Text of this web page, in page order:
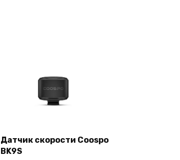
Датчик скорости Coospo
BK9S